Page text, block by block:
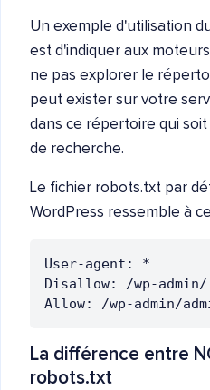
Un exemple d'utilisation
est d'indiquer aux
ne pas explorer le
peut exister sur votre
dans ce répertoire qui
de recherche.
Le fichier robots.txt par
WordPress ressemble à
User-agent: *
Disallow: /wp-admin/
Allow: /wp-admin/
La différence entre
robots.txt